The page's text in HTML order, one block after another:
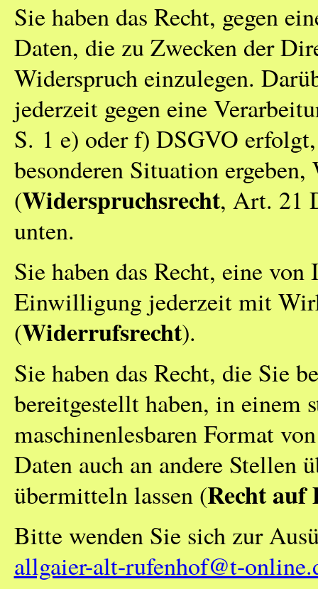
Sie haben das Recht, gegen
Daten, die zu Zwecken der
Widerspruch einzulegen.
jederzeit gegen eine
S. 1 e) oder f) DSGVO
besonderen Situation
(Widerspruchsrecht, Art. 21
unten.
Sie haben das Recht, eine
Einwilligung jederzeit mit
(Widerrufsrecht).
Sie haben das Recht, die Sie
bereitgestellt haben, in einem
maschinenlesbaren Format
Daten auch an andere Stellen
übermitteln lassen (Recht auf
Bitte wenden Sie sich zur
allgaier-alt-rufenhof@t-